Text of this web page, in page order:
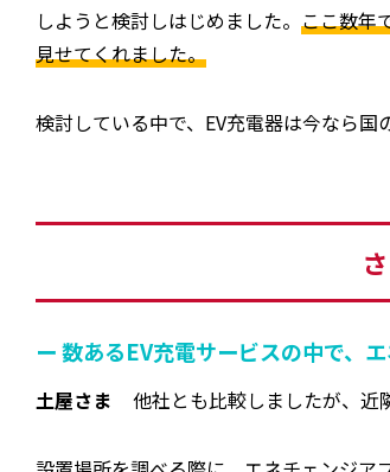
しようと検討しはじめました。 ここ数年
見せてくれました。
検討している中で、EV充電器は今なら
ー 数あるEV充電サービスの中で、
土屋さま 他社とも比較しましたが、近